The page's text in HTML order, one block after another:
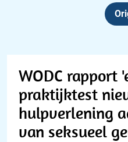
WODC rapport
praktijktest
hulpverlening
van seksueel